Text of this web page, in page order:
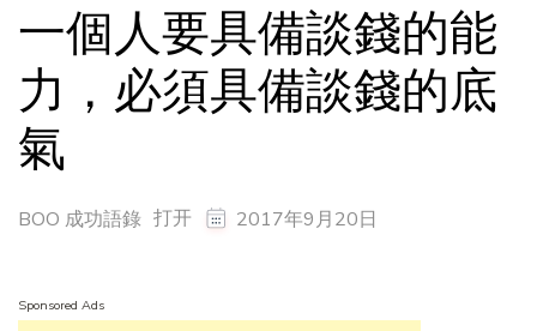
一個人要具備談錢的能
力，必須具備談錢的底
氣
BOO 成功語錄 打开 2017年9月20日
Sponsored Ads